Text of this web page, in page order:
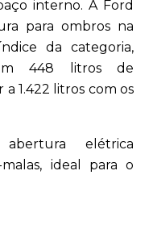
interno. A Ford
para ombros na
da categoria,
448 litros de
1.422 litros com os
elétrica
ideal para o